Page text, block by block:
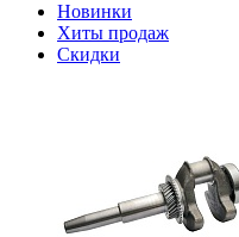
Новинки
Хиты продаж
Скидки